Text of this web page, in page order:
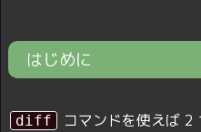
はじめに
diff
コマンドを使えば 2